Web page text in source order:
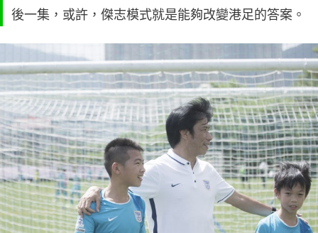
後一集，或許，傑志模式就是能夠改變港足的答案。